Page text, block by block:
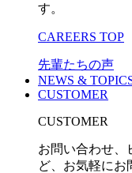
す。
CAREERS TOP
先輩たちの声
NEWS &
CUSTOMER
CUSTOMER
お問い合わせ、
ど、お気軽にお